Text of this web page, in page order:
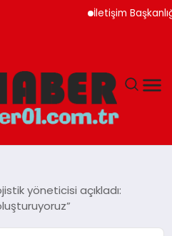
İletişim Başkanlığı
yöneticisi açıkladı: